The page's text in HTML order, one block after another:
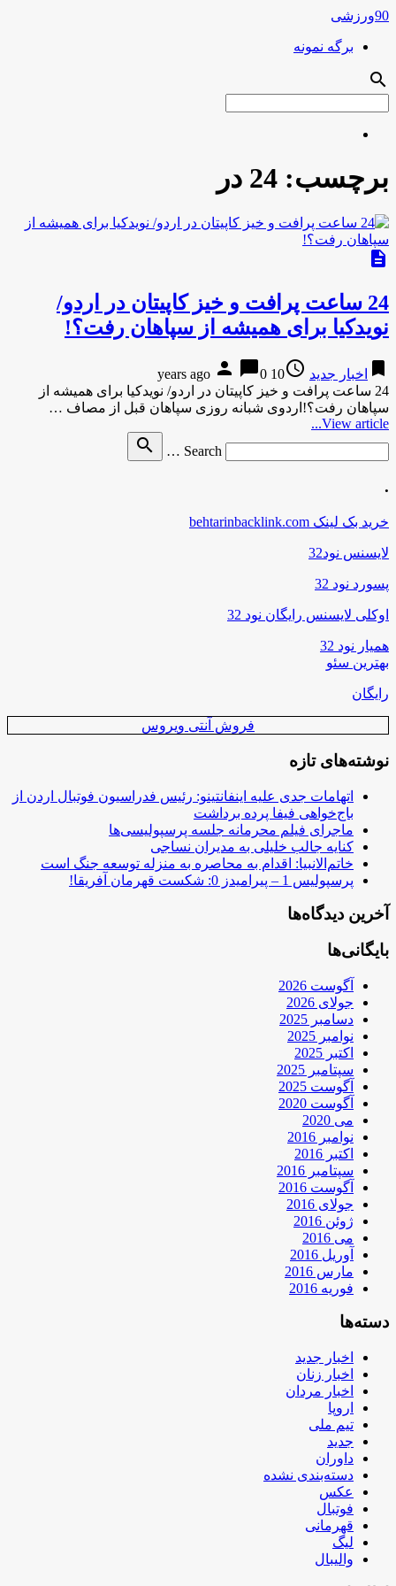
90ورزشی
برگه نمونه
search
برچسب: 24 در
description
24 ساعت پرافت و خیز کاپیتان در اردو/
نویدکیا برای همیشه از سپاهان رفت؟!
bookmark اخبار جدید access_time
10 years ago
person chat_bubble0
24 ساعت پرافت و خیز کاپیتان در اردو/ نویدکیا برای همیشه از
سپاهان رفت؟!اردوی شبانه روزی سپاهان قبل از مصاف …
View article...
Search …
search
.
خرید بک لینک behtarinbacklink.com
لایسنس نود32
پسورد نود 32
اوکلی لایسنس رایگان نود 32
همیار نود 32
بهترین سئو
رایگان
فروش آنتی ویروس
نوشته‌های تازه
اتهامات جدی علیه اینفانتینو: رئیس فدراسیون فوتبال اردن از
باج‌خواهی فیفا پرده برداشت
ماجرای فیلم محرمانه جلسه پرسپولیسی‌ها
کنایه جالب خلیلی به مدیران نساجی
خاتم‌الانبیا: اقدام به محاصره به منزله توسعه جنگ است
پرسپولیس 1 – پیرامیدز 0: شکست قهرمان آفریقا!
آخرین دیدگاه‌ها
بایگانی‌ها
آگوست 2026
جولای 2026
دسامبر 2025
نوامبر 2025
اکتبر 2025
سپتامبر 2025
آگوست 2025
آگوست 2020
می 2020
نوامبر 2016
اکتبر 2016
سپتامبر 2016
آگوست 2016
جولای 2016
ژوئن 2016
می 2016
آوریل 2016
مارس 2016
فوریه 2016
دسته‌ها
اخبار جدید
اخبار زنان
اخبار مردان
اروپا
تیم ملی
جدید
داوران
دسته‌بندی نشده
عکس
فوتبال
قهرمانی
لیگ
والیبال